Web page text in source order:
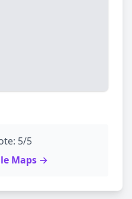
5/5
Maps →